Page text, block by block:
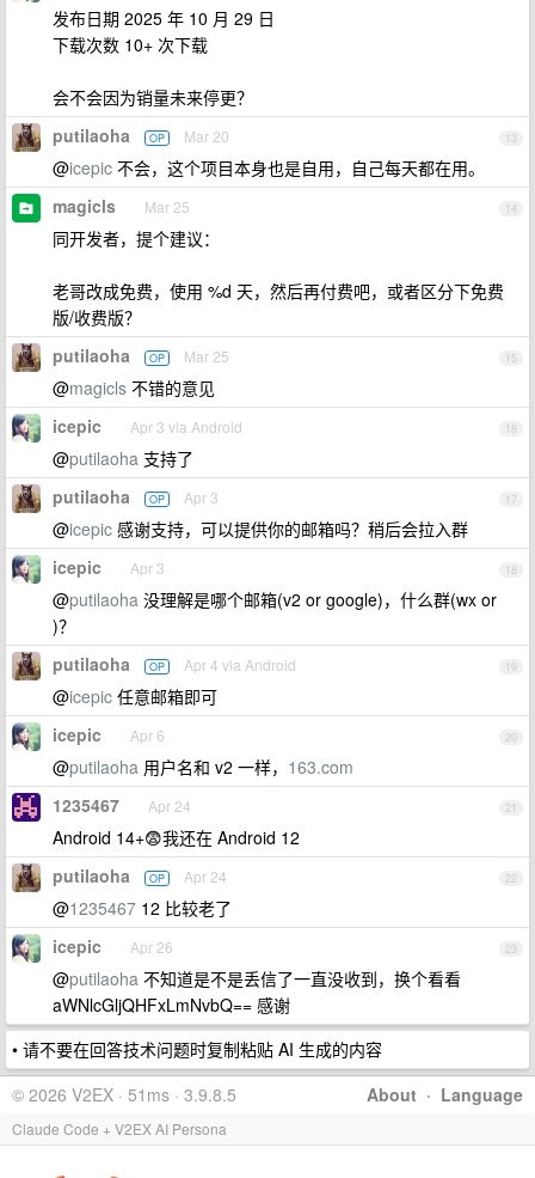
发布日期 2025 年 10 月 29 日
下载次数 10+ 次下载
会不会因为销量未来停更？
13
putilaoha OP Mar 20
@icepic 不会，这个项目本身也是自用，自己每天都在用。
14
magicls Mar 25
同开发者，提个建议：
老哥改成免费，使用 %d 天，然后再付费吧，或者区分下免费
版/收费版？
15
putilaoha OP Mar 25
@magicls 不错的意见
16
icepic Apr 3 via Android
@putilaoha 支持了
17
putilaoha OP Apr 3
@icepic 感谢支持，可以提供你的邮箱吗？稍后会拉入群
18
icepic Apr 3
@putilaoha 没理解是哪个邮箱(v2 or google)，什么群(wx or
)？
19
putilaoha OP Apr 4 via Android
@icepic 任意邮箱即可
20
icepic Apr 6
@putilaoha 用户名和 v2 一样， 163.com
21
1235467 Apr 24
Android 14+😨我还在 Android 12
22
putilaoha OP Apr 24
@1235467 12 比较老了
23
icepic Apr 26
@putilaoha 不知道是不是丢信了一直没收到，换个看看
aWNlcGljQHFxLmNvbQ== 感谢
• 请不要在回答技术问题时复制粘贴 AI 生成的内容
About · Language
© 2026 V2EX · 51ms · 3.9.8.5
Claude Code + V2EX AI Persona